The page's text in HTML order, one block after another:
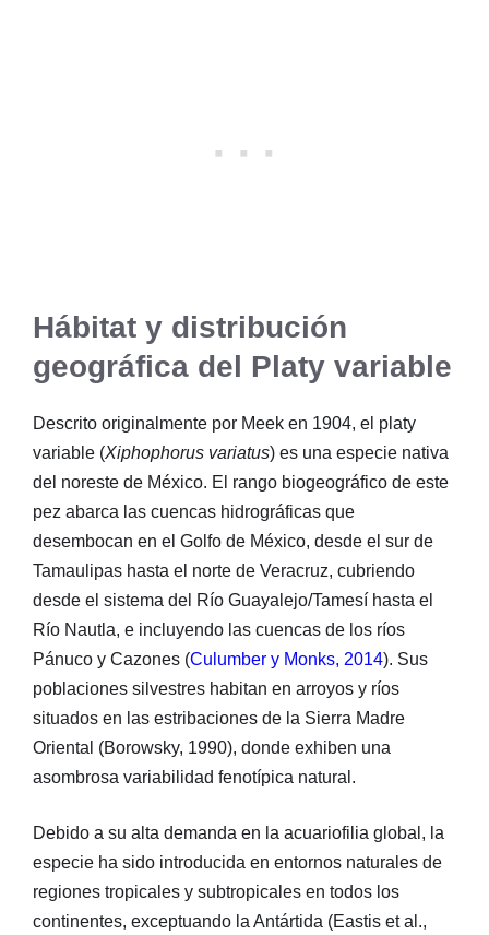
Hábitat y distribución
geográfica del Platy variable
Descrito originalmente por Meek en 1904, el platy
variable (Xiphophorus variatus) es una especie nativa
del noreste de México. El rango biogeográfico de este
pez abarca las cuencas hidrográficas que
desembocan en el Golfo de México, desde el sur de
Tamaulipas hasta el norte de Veracruz, cubriendo
desde el sistema del Río Guayalejo/Tamesí hasta el
Río Nautla, e incluyendo las cuencas de los ríos
Pánuco y Cazones (Culumber y Monks, 2014). Sus
poblaciones silvestres habitan en arroyos y ríos
situados en las estribaciones de la Sierra Madre
Oriental (Borowsky, 1990), donde exhiben una
asombrosa variabilidad fenotípica natural.
Debido a su alta demanda en la acuariofilia global, la
especie ha sido introducida en entornos naturales de
regiones tropicales y subtropicales en todos los
continentes, exceptuando la Antártida (Eastis et al.,